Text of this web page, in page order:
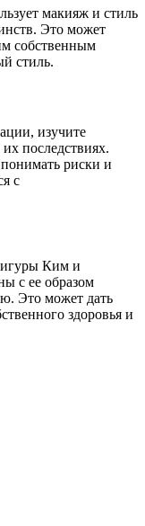
макияж и стиль
Это может
собственным
стиль.
изучите
последствиях.
риски и
с
Ким и
с ее образом
Это может дать
здоровья и